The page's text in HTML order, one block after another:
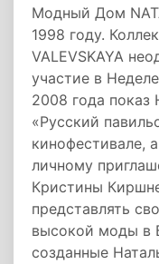
Модный Дом
1998 году.
VALEVSKAYA
участие в
2008 года показ
«Русский
кинофестивале,
личному
Кристины
представлять
высокой моды в
созданные